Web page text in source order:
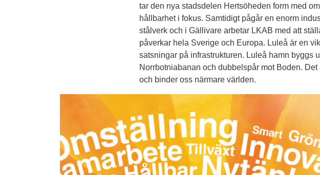
tar den nya stadsdelen Hertsöheden form med
hållbarhet i fokus. Samtidigt pågår en enorm
stålverk och i Gällivare arbetar LKAB med att
påverkar hela Sverige och Europa. Luleå är en
satsningar på infrastrukturen. Luleå hamn byggs
Norrbotniabanan och dubbelspår mot Boden.
och binder oss närmare världen.